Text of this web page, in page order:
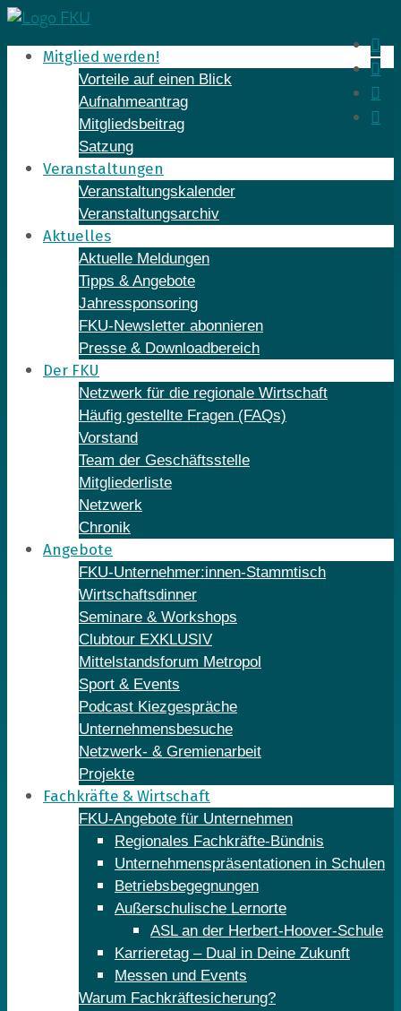
Skip
to
contentMitglied werden!
Vorteile auf einen Blick
Aufnahmeantrag
Mitgliedsbeitrag
Satzung
Veranstaltungen
Veranstaltungskalender
Veranstaltungsarchiv
Aktuelles
Aktuelle Meldungen
Tipps & Angebote
Jahressponsoring
FKU-Newsletter abonnieren
Presse & Downloadbereich
Der FKU
Netzwerk für die regionale Wirtschaft
Häufig gestellte Fragen (FAQs)
Vorstand
Team der Geschäftsstelle
Mitgliederliste
Netzwerk
Chronik
Angebote
FKU-Unternehmer:innen-Stammtisch
Wirtschaftsdinner
Seminare & Workshops
Clubtour EXKLUSIV
Mittelstandsforum Metropol
Sport & Events
Podcast Kiezgespräche
Unternehmensbesuche
Netzwerk- & Gremienarbeit
Projekte
Fachkräfte & Wirtschaft
FKU-Angebote für Unternehmen
Regionales Fachkräfte-Bündnis
Unternehmenspräsentationen in Schulen
Betriebsbegegnungen
Außerschulische Lernorte
ASL an der Herbert-Hoover-Schule
Karrieretag – Dual in Deine Zukunft
Messen und Events
Warum Fachkräftesicherung?